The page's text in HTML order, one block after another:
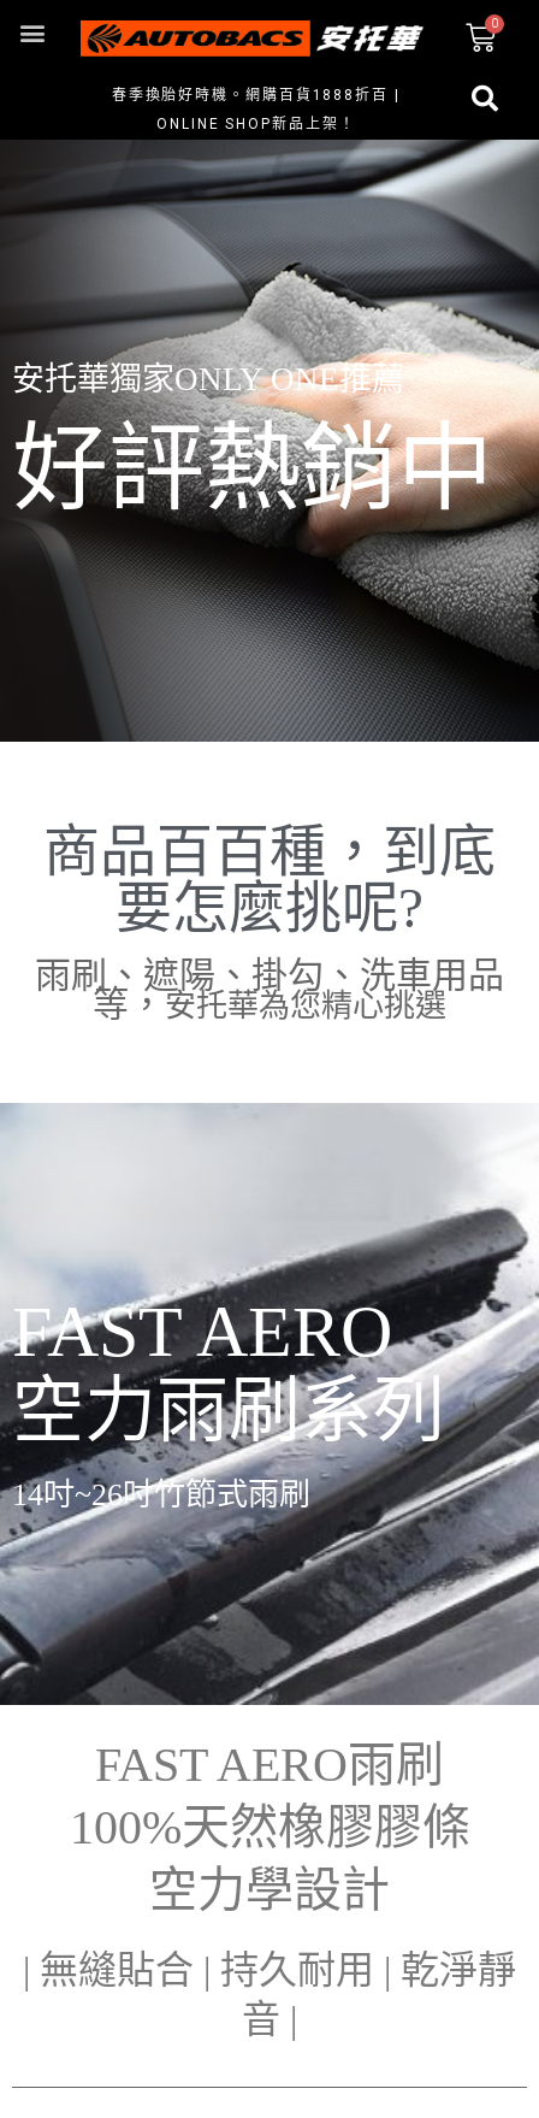
春季換胎好時機。網購百貨1888折百 |
ONLINE SHOP新品上架！
安托華獨家ONLY ONE推薦
好評熱銷中
商品百百種，到底
要怎麼挑呢?
雨刷、遮陽、掛勾、洗車用品
等，安托華為您精心挑選
FAST AERO
空力雨刷系列
14吋~26吋竹節式雨刷
FAST AERO雨刷
100%天然橡膠膠條
空力學設計
| 無縫貼合 | 持久耐用 | 乾淨靜
音 |